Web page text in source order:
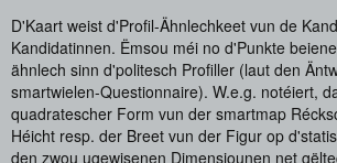
D'Kaart weist d'Profil-Ähnlechkeet vun de
Kandidatinnen. Ëmsou méi no d'Punkte
ähnlech sinn d'politesch Profiller (laut den
smartwielen-Questionnaire). W.e.g. notéiert,
quadratescher Form vun der smartmap
Héicht resp. der Breet vun der Figur op
den zwou ugewisenen Dimensiounen net